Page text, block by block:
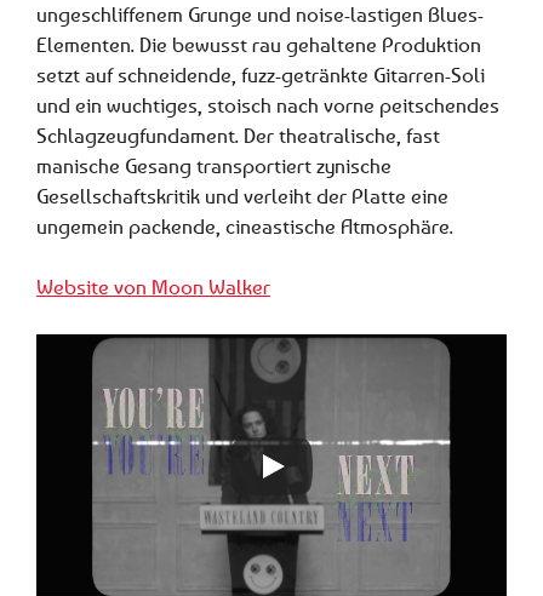
ungeschliffenem Grunge und noise-lastigen Blues-
Elementen. Die bewusst rau gehaltene Produktion
setzt auf schneidende, fuzz-getränkte Gitarren-Soli
und ein wuchtiges, stoisch nach vorne peitschendes
Schlagzeugfundament. Der theatralische, fast
manische Gesang transportiert zynische
Gesellschaftskritik und verleiht der Platte eine
ungemein packende, cineastische Atmosphäre.
Website von Moon Walker